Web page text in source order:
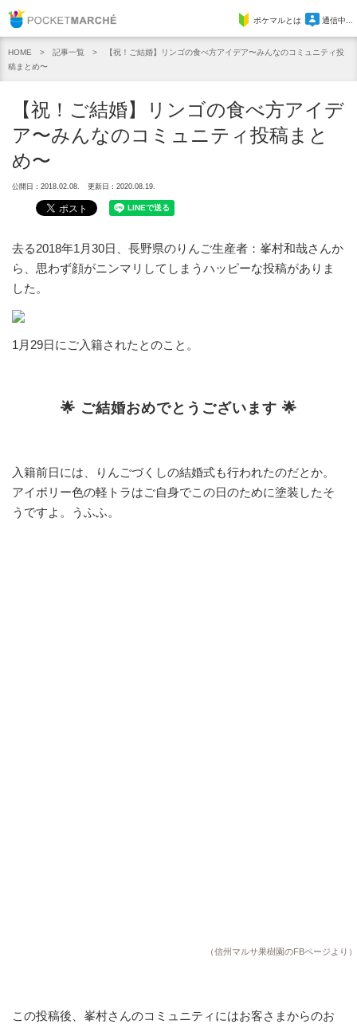
Pocket Marcheポケマルとは 通信中...
HOME 記事一覧
【祝！ご結婚】リンゴの食べ方アイデア〜みんなのコミュニティ投
稿まとめ〜
【祝！ご結婚】リンゴの食べ方アイデ
ア〜みんなのコミュニティ投稿まと
め〜
公開日：2018.02.08. 更新日：2020.08.19.
去る2018年1月30日、長野県のりんご生産者：峯村和哉さんか
ら、思わず顔がニンマリしてしまうハッピーな投稿がありま
した。
1月29日にご入籍されたとのこと。
🌟 ご結婚おめでとうございます 🌟
入籍前日には、りんごづくしの結婚式も行われたのだとか。
アイボリー色の軽トラはご自身でこの日のために塗装したそ
うですよ。うふふ。
（信州マルサ果樹園のFBページより）
この投稿後、峯村さんのコミュニティにはお客さまからのお